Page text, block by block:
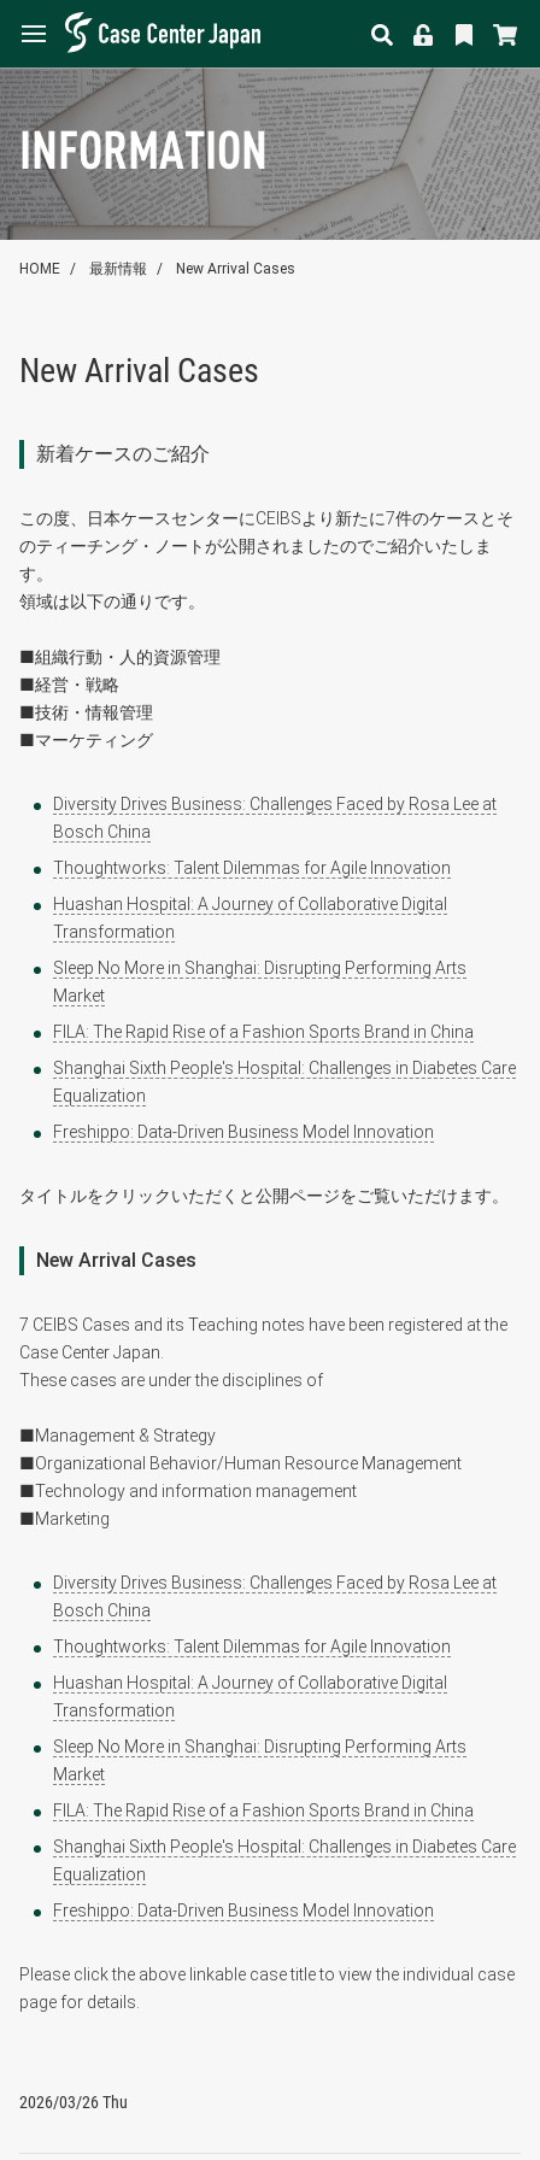
INFORMATION
HOME 最新情報 New Arrival Cases
New Arrival Cases
新着ケースのご紹介
この度、日本ケースセンターにCEIBSより新たに7件のケースとそ
のティーチング・ノートが公開されましたのでご紹介いたしま
す。
領域は以下の通りです。
■組織行動・人的資源管理
■経営・戦略
■技術・情報管理
■マーケティング
Diversity Drives Business: Challenges Faced by Rosa Lee at
Bosch China
Thoughtworks: Talent Dilemmas for Agile Innovation
Huashan Hospital: A Journey of Collaborative Digital
Transformation
Sleep No More in Shanghai: Disrupting Performing Arts
Market
FILA: The Rapid Rise of a Fashion Sports Brand in China
Shanghai Sixth People's Hospital: Challenges in Diabetes Care
Equalization
Freshippo: Data-Driven Business Model Innovation
タイトルをクリックいただくと公開ページをご覧いただけます。
New Arrival Cases
7 CEIBS Cases and its Teaching notes have been︎ registered︎ at ︎the
Case︎ Center︎ Japan.
These cases are under the disciplines of
■Management & Strategy
■Organizational Behavior/Human Resource Management
■Technology and information management
■Marketing
Diversity Drives Business: Challenges Faced by Rosa Lee at
Bosch China
Thoughtworks: Talent Dilemmas for Agile Innovation
Huashan Hospital: A Journey of Collaborative Digital
Transformation
Sleep No More in Shanghai: Disrupting Performing Arts
Market
FILA: The Rapid Rise of a Fashion Sports Brand in China
Shanghai Sixth People's Hospital: Challenges in Diabetes Care
Equalization
Freshippo: Data-Driven Business Model Innovation
Please click the above linkable case title to view the individual case
page for details.
2026/03/26 Thu